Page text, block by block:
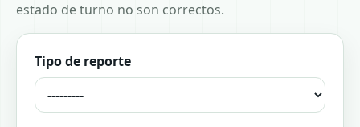
estado de turno no son correctos.
Tipo de reporte